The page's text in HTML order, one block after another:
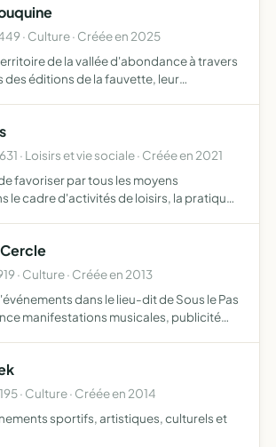
· Culture · Créée en 2025
de la vallée d'abondance à travers
des éditions de la fauvette, leur
· Loisirs et vie sociale · Créée en 2021
favoriser par tous les moyens
le cadre d'activités de loisirs, la pratique,
· Culture · Créée en 2013
dans le lieu-dit de Sous le Pas
manifestations musicales, publicité
· Culture · Créée en 2014
sportifs, artistiques, culturels et